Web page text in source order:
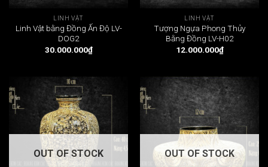
LINH VẬT
Linh Vật bằng Đồng Ấn Độ LV-
DOG2
30.000.000₫
LINH VẬT
Tượng Ngựa Phong Thủy
Bằng Đồng LV-H02
12.000.000₫
OUT OF STOCK OUT OF STOCK